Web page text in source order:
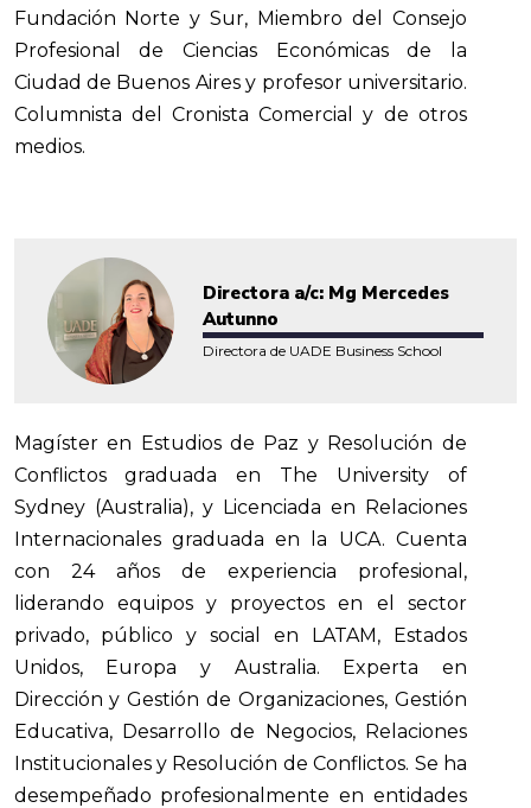
Fundación Norte y Sur, Miembro del Consejo
Profesional de Ciencias Económicas de la
Ciudad de Buenos Aires y profesor universitario.
Columnista del Cronista Comercial y de otros
medios.
Directora a/c: Mg Mercedes
Autunno
Directora de UADE Business School
Magíster en Estudios de Paz y Resolución de
Conflictos graduada en The University of
Sydney (Australia), y Licenciada en Relaciones
Internacionales graduada en la UCA. Cuenta
con 24 años de experiencia profesional,
liderando equipos y proyectos en el sector
privado, público y social en LATAM, Estados
Unidos, Europa y Australia. Experta en
Dirección y Gestión de Organizaciones, Gestión
Educativa, Desarrollo de Negocios, Relaciones
Institucionales y Resolución de Conflictos. Se ha
desempeñado profesionalmente en entidades